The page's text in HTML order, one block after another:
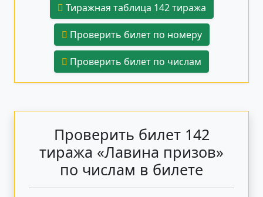
Тиражная таблица 142 тиража
Проверить билет по номеру
Проверить билет по числам
Проверить билет 142
тиража «Лавина призов»
по числам в билете